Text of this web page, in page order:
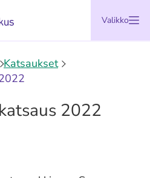
Valikko
Katsaukset
2022